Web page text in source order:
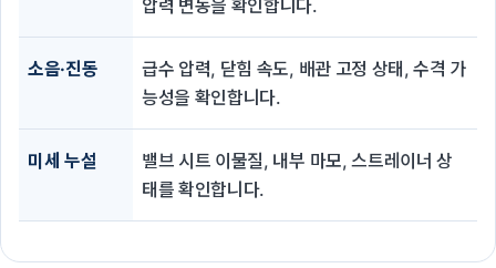
압력 변동을 확인합니다.
소음·진동
급수 압력, 닫힘 속도, 배관 고정 상태, 수격 가
능성을 확인합니다.
미세 누설
밸브 시트 이물질, 내부 마모, 스트레이너 상
태를 확인합니다.